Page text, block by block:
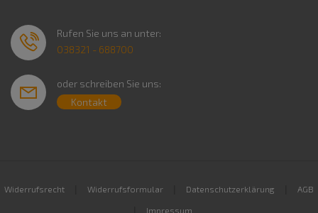
Rufen Sie uns an unter:
038321 - 688700
oder schreiben Sie uns:
Kontakt
Widerrufsrecht Widerrufsformular Datenschutzerklärung AGB
Impressum